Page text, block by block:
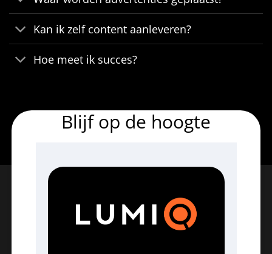
Kan ik zelf content aanleveren?
Hoe meet ik succes?
Blijf op de hoogte